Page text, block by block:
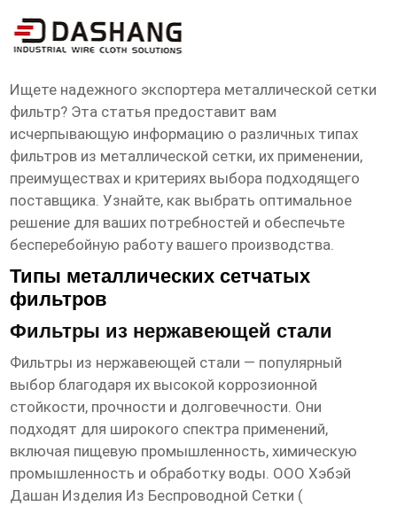
металлическая сетка фильтр
Экспортер
Ищете надежного экспортера металлической сетки
фильтр? Эта статья предоставит вам
исчерпывающую информацию о различных типах
фильтров из металлической сетки, их применении,
преимуществах и критериях выбора подходящего
поставщика. Узнайте, как выбрать оптимальное
решение для ваших потребностей и обеспечьте
бесперебойную работу вашего производства.
Типы металлических сетчатых
фильтров
Фильтры из нержавеющей стали
Фильтры из нержавеющей стали — популярный
выбор благодаря их высокой коррозионной
стойкости, прочности и долговечности. Они
подходят для широкого спектра применений,
включая пищевую промышленность, химическую
промышленность и обработку воды. ООО Хэбэй
Дашан Изделия Из Беспроводной Сетки (